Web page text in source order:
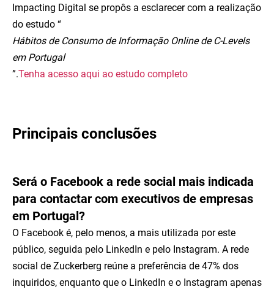
Impacting Digital se propôs a esclarecer com a realização
do estudo “
Hábitos de Consumo de Informação Online de C-Levels
em Portugal
”.Tenha acesso aqui ao estudo completo
Principais conclusões
Será o Facebook a rede social mais indicada
para contactar com executivos de empresas
em Portugal?
O Facebook é, pelo menos, a mais utilizada por este
público, seguida pelo LinkedIn e pelo Instagram. A rede
social de Zuckerberg reúne a preferência de 47% dos
inquiridos, enquanto que o LinkedIn e o Instagram apenas